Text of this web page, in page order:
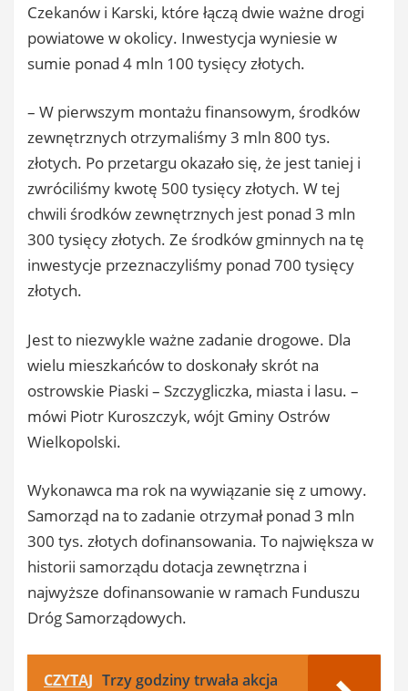
Czekanów i Karski, które łączą dwie ważne drogi
powiatowe w okolicy. Inwestycja wyniesie w
sumie ponad 4 mln 100 tysięcy złotych.
– W pierwszym montażu finansowym, środków
zewnętrznych otrzymaliśmy 3 mln 800 tys.
złotych. Po przetargu okazało się, że jest taniej i
zwróciliśmy kwotę 500 tysięcy złotych. W tej
chwili środków zewnętrznych jest ponad 3 mln
300 tysięcy złotych. Ze środków gminnych na tę
inwestycje przeznaczyliśmy ponad 700 tysięcy
złotych.
Jest to niezwykle ważne zadanie drogowe. Dla
wielu mieszkańców to doskonały skrót na
ostrowskie Piaski – Szczygliczka, miasta i lasu. –
mówi Piotr Kuroszczyk, wójt Gminy Ostrów
Wielkopolski.
Wykonawca ma rok na wywiązanie się z umowy.
Samorząd na to zadanie otrzymał ponad 3 mln
300 tys. złotych dofinansowania. To największa w
historii samorządu dotacja zewnętrzna i
najwyższe dofinansowanie w ramach Funduszu
Dróg Samorządowych.
CZYTAJ Trzy godziny trwała akcja